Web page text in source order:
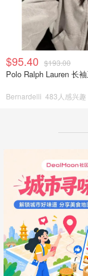
$95.40 $193.00
Polo Ralph Lauren 长
Bernardelli 483人感兴趣